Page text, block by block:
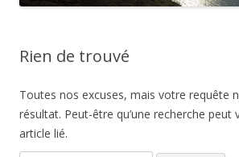
Rien de trouvé
Toutes nos excuses, mais votre requête
résultat. Peut-être qu’une recherche peut
article lié.